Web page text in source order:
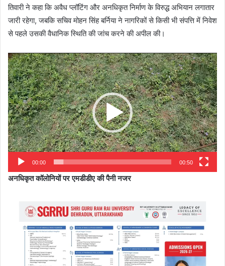
तिवारी ने कहा कि अवैध प्लॉटिंग और अनधिकृत निर्माण के विरुद्ध अभियान लगातार
जारी रहेगा, जबकि सचिव मोहन सिंह बर्निया ने नागरिकों से किसी भी संपत्ति में निवेश
से पहले उसकी वैधानिक स्थिति की जांच करने की अपील की।
Video
Player
00:00 00:50
अनधिकृत कॉलोनियों पर एमडीडीए की पैनी नजर